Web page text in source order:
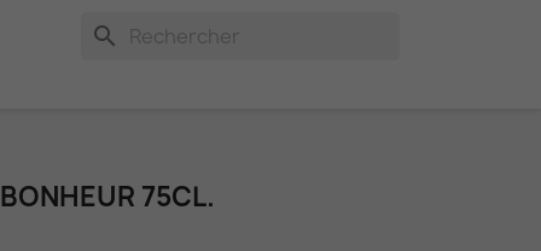
search
75CL.